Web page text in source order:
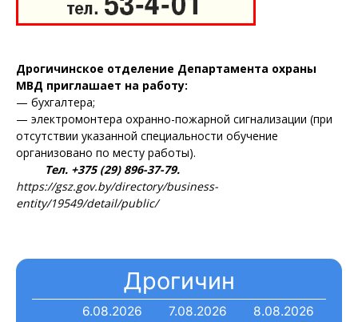
Газета
"Драгічынскі Веснік"
ПОДПИСАТЬСЯ
Редакция "ДВ"
Дрогичинское отделение Департамента охраны
МВД приглашает на работу:
— бухгалтера;
— электромонтера охранно-пожарной сигнализации (при
отсутствии указанной специальности обучение
организовано по месту работы).
Тел. +375 (29) 896-37-79.
https://gsz.gov.by/directory/business-
entity/19549/detail/public/
Дрогичин
6.08.2026
7.08.2026
8.08.2026